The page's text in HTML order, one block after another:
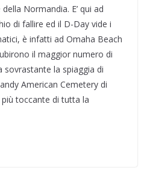
Normandia. E’ qui ad
di fallire ed il D-Day vide i
è infatti ad Omaha Beach
il maggior numero di
sovrastante la spiaggia di
American Cemetery di
toccante di tutta la